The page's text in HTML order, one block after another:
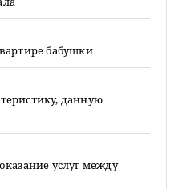
бабушки
данную
услуг между